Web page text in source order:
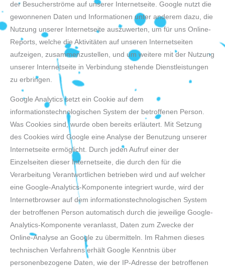
der Besucherströme auf unserer Internetseite. Google nutzt die
gewonnenen Daten und Informationen unter anderem dazu, die
Nutzung unserer Internetseite auszuwerten, um für uns Online-
Reports, welche die Aktivitäten auf unseren Internetseiten
aufzeigen, zusammenzustellen, und um weitere mit der Nutzung
unserer Internetseite in Verbindung stehende Dienstleistungen
zu erbringen.
Google Analytics setzt ein Cookie auf dem
informationstechnologischen System der betroffenen Person.
Was Cookies sind, wurde oben bereits erläutert. Mit Setzung
des Cookies wird Google eine Analyse der Benutzung unserer
Internetseite ermöglicht. Durch jeden Aufruf einer der
Einzelseiten dieser Internetseite, die durch den für die
Verarbeitung Verantwortlichen betrieben wird und auf welcher
eine Google-Analytics-Komponente integriert wurde, wird der
Internetbrowser auf dem informationstechnologischen System
der betroffenen Person automatisch durch die jeweilige Google-
Analytics-Komponente veranlasst, Daten zum Zwecke der
Online-Analyse an Google zu übermitteln. Im Rahmen dieses
technischen Verfahrens erhält Google Kenntnis über
personenbezogene Daten, wie der IP-Adresse der betroffenen